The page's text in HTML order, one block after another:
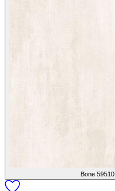
Bone 59510